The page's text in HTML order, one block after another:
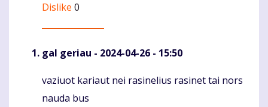
Dislike 0
gal geriau - 2024-04-26 - 15:50
Komentaras
vaziuot kariaut nei rasinelius rasinet tai nors
nauda bus